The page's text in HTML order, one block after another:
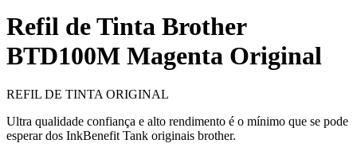
Refil de Tinta Brother
BTD100M Magenta Original
REFIL DE TINTA ORIGINAL
Ultra qualidade confiança e alto rendimento é o mínimo que se pode
esperar dos InkBenefit Tank originais brother.